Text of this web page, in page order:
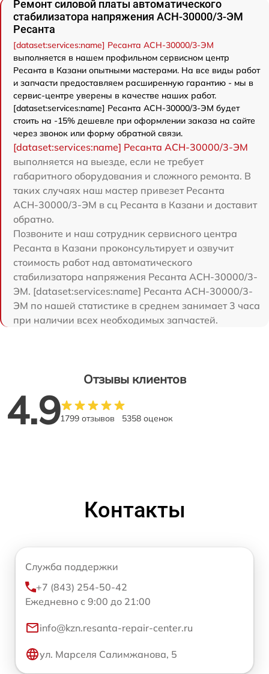
Ремонт силовой платы автоматического
стабилизатора напряжения АСН-30000/3-ЭМ
Ресанта
[dataset:services:name] Ресанта АСН-30000/3-ЭМ
выполняется в нашем профильном сервисном центр
Ресанта в Казани опытными мастерами. На все виды работ
и запчасти предоставляем расширенную гарантию - мы в
сервис-центре уверены в качестве наших работ.
[dataset:services:name] Ресанта АСН-30000/3-ЭМ будет
стоить на -15% дешевле при оформлении заказа на сайте
через звонок или форму обратной связи.
[dataset:services:name] Ресанта АСН-30000/3-ЭМ
выполняется на выезде, если не требует
габаритного оборудования и сложного ремонта. В
таких случаях наш мастер привезет Ресанта
АСН-30000/3-ЭМ в сц Ресанта в Казани и доставит
обратно.
Позвоните и наш сотрудник сервисного центра
Ресанта в Казани проконсультирует и озвучит
стоимость работ над автоматического
стабилизатора напряжения Ресанта АСН-30000/3-
ЭМ. [dataset:services:name] Ресанта АСН-30000/3-
ЭМ по нашей статистике в среднем занимает 3 часа
при наличии всех необходимых запчастей.
Отзывы клиентов
4.91799 отзывов 5358 оценок
Контакты
Служба поддержки
+7 (843) 254-50-42
Ежедневно с 9:00 до 21:00
info@kzn.resanta-repair-center.ru
ул. Марселя Салимжанова, 5